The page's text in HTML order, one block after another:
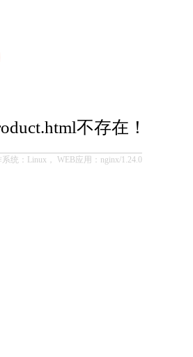
不存在！
统：Linux， WEB应用：nginx/1.24.0